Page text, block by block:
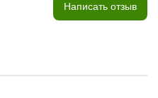
Написать отзыв